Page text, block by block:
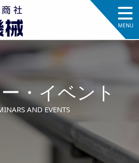
・イベント
AND EVENTS